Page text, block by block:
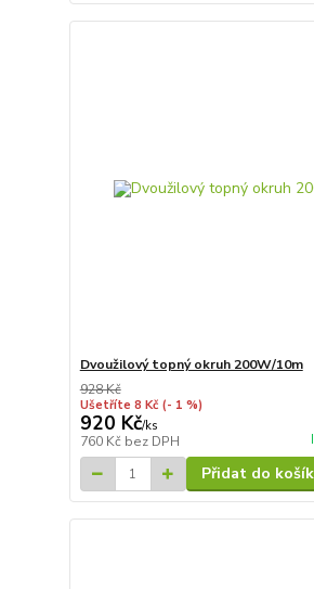
Dvoužilový topný okruh 200W/10m
928 Kč
Ušetříte 8 Kč (- 1 %)
920 Kč/ks
760 Kč bez DPH
Přidat do